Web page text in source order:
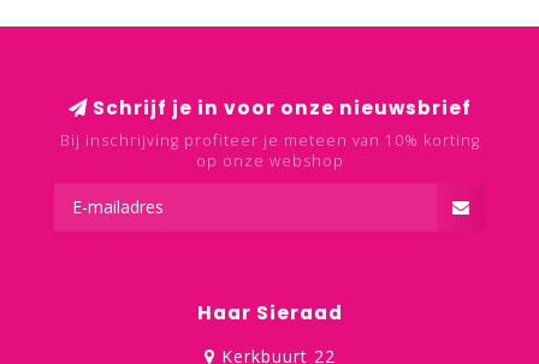
Schrijf je in voor onze nieuwsbrief
Bij inschrijving profiteer je meteen van 10% korting
op onze webshop
Haar Sieraad
Kerkbuurt 22